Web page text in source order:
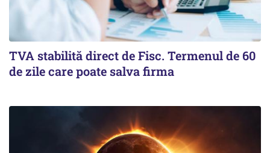
TVA stabilită direct de Fisc. Termenul de 60
de zile care poate salva firma